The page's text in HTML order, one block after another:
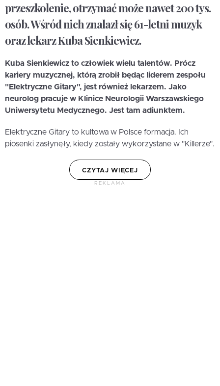
przeszkolenie, otrzymać może nawet 200 tys.
osób. Wśród nich znalazł się 61-letni muzyk
oraz lekarz Kuba Sienkiewicz.
Kuba Sienkiewicz to człowiek wielu talentów. Prócz
kariery muzycznej, którą zrobił będąc liderem zespołu
"Elektryczne Gitary", jest również lekarzem. Jako
neurolog pracuje w Klinice Neurologii Warszawskiego
Uniwersytetu Medycznego. Jest tam adiunktem.
Elektryczne Gitary to kultowa w Polsce formacja. Ich
piosenki zasłynęły, kiedy zostały wykorzystane w "Killerze".
CZYTAJ WIĘCEJ
REKLAMA